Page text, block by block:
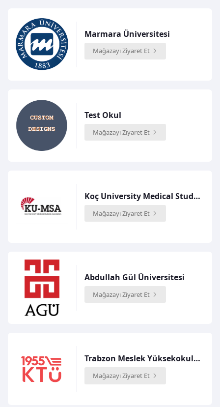
Marmara Üniversitesi
Mağazayı Ziyaret Et
Test Okul
Mağazayı Ziyaret Et
Koç University Medical Student Association
Mağazayı Ziyaret Et
Abdullah Gül Üniversitesi
Mağazayı Ziyaret Et
Trabzon Meslek Yüksekokulu Logolu Ürünler Mağazası
Mağazayı Ziyaret Et